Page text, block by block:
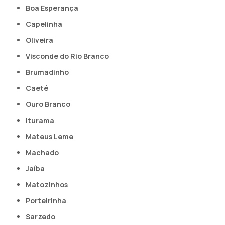
Boa Esperança
Capelinha
Oliveira
Visconde do Rio Branco
Brumadinho
Caeté
Ouro Branco
Iturama
Mateus Leme
Machado
Jaíba
Matozinhos
Porteirinha
Sarzedo